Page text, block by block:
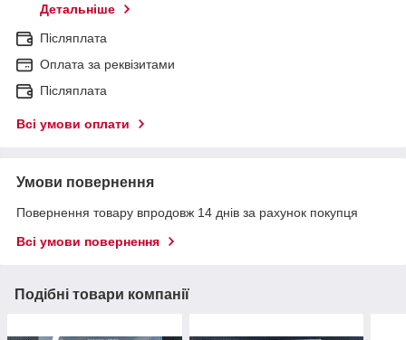
Детальніше
Післяплата
Оплата за реквізитами
Післяплата
Всі умови оплати
Умови повернення
Повернення товару впродовж 14 днів за рахунок покупця
Всі умови повернення
Подібні товари компанії